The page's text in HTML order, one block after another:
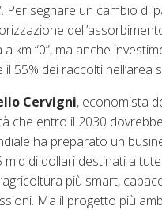
segnare un cambio
km “0”, ma anche
dei raccolti nell’area
Cervigni, economista
che entro il 2030
ha preparato un
di dollari destinati a
più smart,
Ma il progetto più